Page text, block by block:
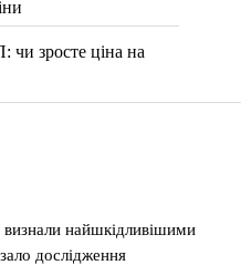
зросте ціна на
найшкідливішими
дослідження